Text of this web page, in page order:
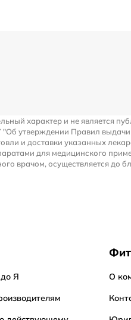
характер и не является
утверждении Правил
и доставки указанных
для медицинского
врачом, осуществляется до
Я
О